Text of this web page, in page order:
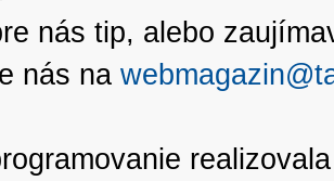
nás tip, alebo
nás na